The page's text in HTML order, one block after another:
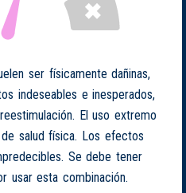
ser físicamente dañinas,
indeseables e inesperados,
El uso extremo
salud física. Los efectos
Se debe tener
usar esta combinación.